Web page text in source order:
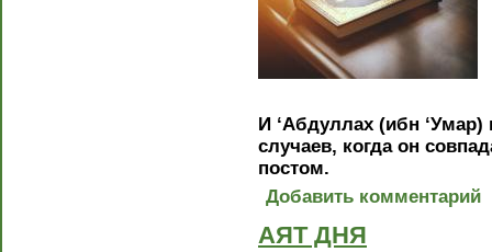
И ‘Абдуллах (ибн
случаев, когда он
постом.
Добавить комментарий
АЯТ ДНЯ